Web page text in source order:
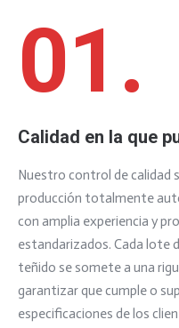
01.
Calidad en la que
Nuestro control de calidad
producción totalmente
con amplia experiencia y
estandarizados. Cada lote
teñido se somete a una
garantizar que cumple o
especificaciones de los